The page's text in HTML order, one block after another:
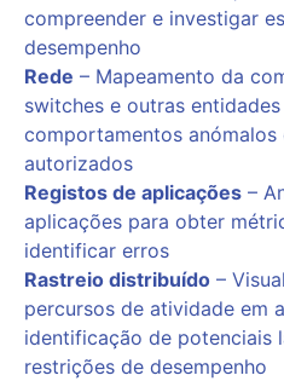
compreender e investigar
desempenho
Rede – Mapeamento da
switches e outras
comportamentos
autorizados
Registos de aplicações –
aplicações para obter
identificar erros
Rastreio distribuído –
percursos de atividade em
identificação de potenciais
restrições de desempenho